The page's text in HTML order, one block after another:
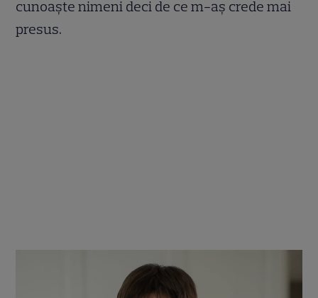
cunoaște nimeni deci de ce m-aș crede mai
presus.